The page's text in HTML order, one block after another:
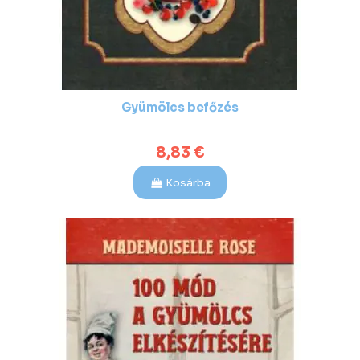
Gyümölcs befőzés
8,83 €
Kosárba